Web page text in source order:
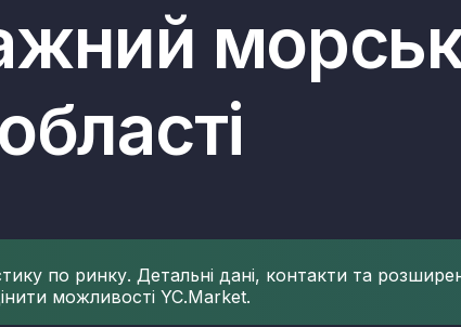
по ринку. Детальні дані, контакти та
можливості YC.Market.